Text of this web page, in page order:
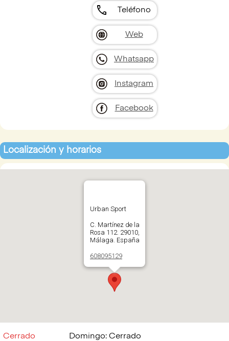
call Teléfono
Web
Whatsapp
Instagram
Facebook
Localización y horarios
Urban Sport
C. Martínez de la
Rosa 112. 29010,
Málaga. España
608095129
Abrir en Google
Cerrado
Domingo: Cerrado